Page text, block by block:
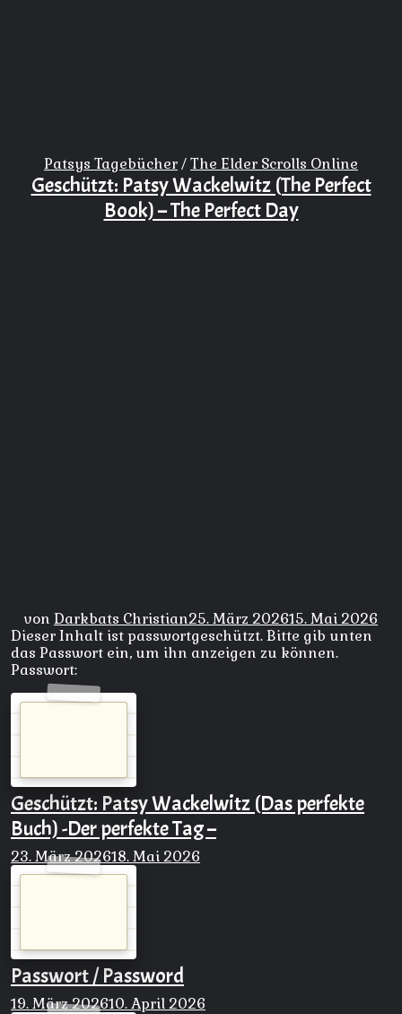
Patsys Tagebücher/The Elder Scrolls Online
Geschützt: Patsy Wackelwitz (The Perfect
Book) – The Perfect Day
von Darkbats Christian25. März 202615. Mai 2026
Dieser Inhalt ist passwortgeschützt. Bitte gib unten
das Passwort ein, um ihn anzeigen zu können.
Passwort:
Geschützt: Patsy Wackelwitz (Das perfekte
Buch) -Der perfekte Tag –
23. März 202618. Mai 2026
Passwort / Password
19. März 202610. April 2026